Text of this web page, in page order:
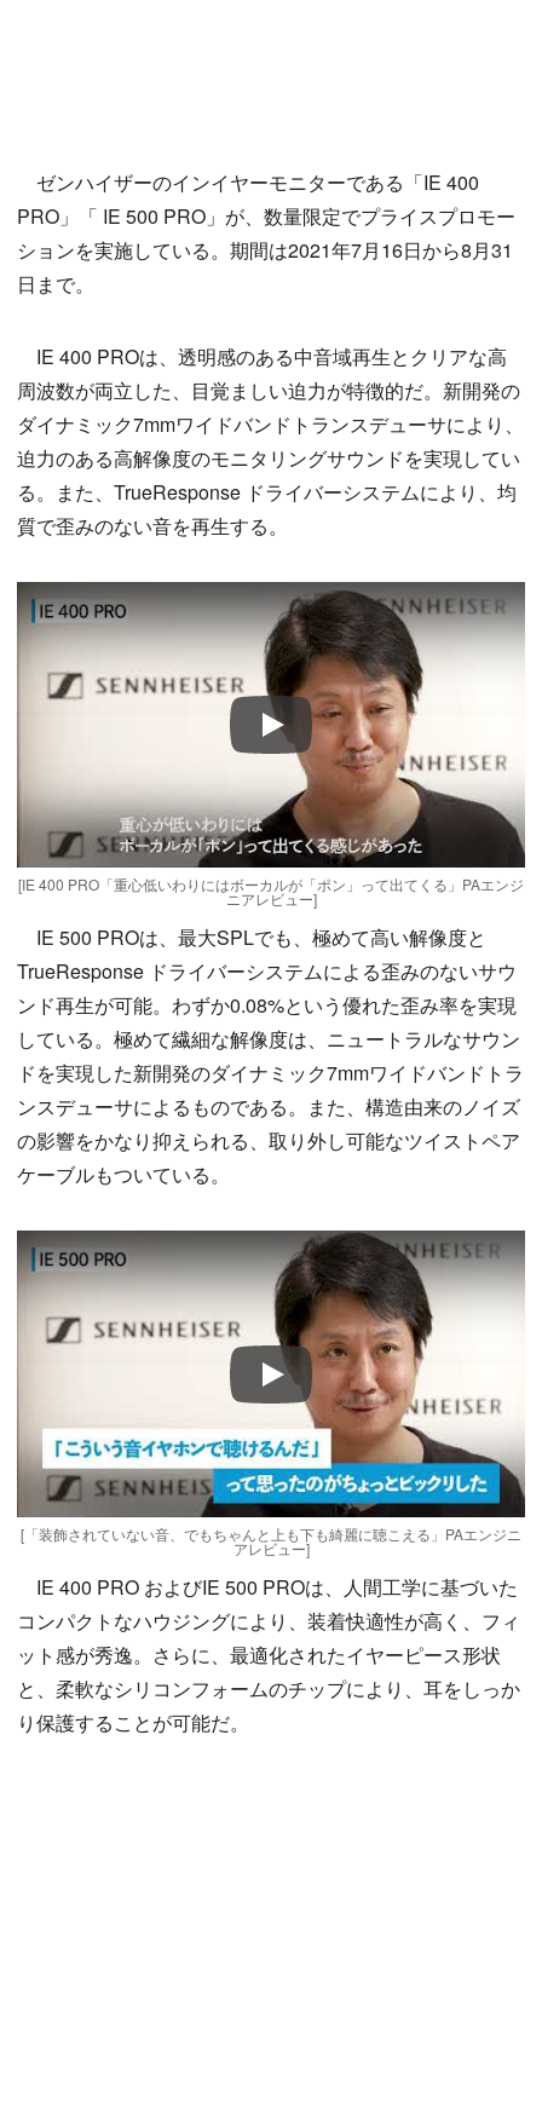
ゼンハイザーのインイヤーモニターである「IE 400
PRO」「 IE 500 PRO」が、数量限定でプライスプロモー
ションを実施している。期間は2021年7月16日から8月31
日まで。
IE 400 PROは、透明感のある中音域再生とクリアな高
周波数が両立した、目覚ましい迫力が特徴的だ。新開発の
ダイナミック7mmワイドバンドトランスデューサにより、
迫力のある高解像度のモニタリングサウンドを実現してい
る。また、TrueResponse ドライバーシステムにより、均
質で歪みのない音を再生する。
Play
[IE 400 PRO「重心低いわりにはボーカルが「ポン」って出てくる」PAエンジ
ニアレビュー]
IE 500 PROは、最大SPLでも、極めて高い解像度と
TrueResponse ドライバーシステムによる歪みのないサウ
ンド再生が可能。わずか0.08%という優れた歪み率を実現
している。極めて繊細な解像度は、ニュートラルなサウン
ドを実現した新開発のダイナミック7mmワイドバンドトラ
ンスデューサによるものである。また、構造由来のノイズ
の影響をかなり抑えられる、取り外し可能なツイストペア
ケーブルもついている。
Play
[「装飾されていない音、でもちゃんと上も下も綺麗に聴こえる」PAエンジニ
アレビュー]
IE 400 PRO およびIE 500 PROは、人間工学に基づいた
コンパクトなハウジングにより、装着快適性が高く、フィ
ット感が秀逸。さらに、最適化されたイヤーピース形状
と、柔軟なシリコンフォームのチップにより、耳をしっか
り保護することが可能だ。